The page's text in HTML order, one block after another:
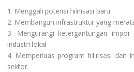
1. Menggali potensi hilirisasi baru
2. Membangun infrastruktur yang
3. Mengurangi ketergantungan impor
industri lokal
4. Memperluas program hilirisasi dan
sektor